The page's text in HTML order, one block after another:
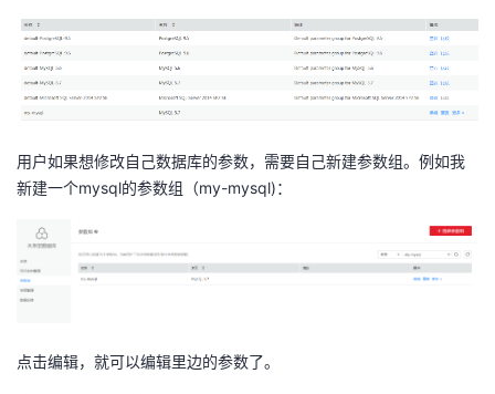
发
者
的
博
我
的
坛
我
圈
的
我
用户如果想修改自己数据库的参数，需要自己新建参数组。例如我
新建一个mysql的参数组（my-mysql)：
点击编辑，就可以编辑里边的参数了。